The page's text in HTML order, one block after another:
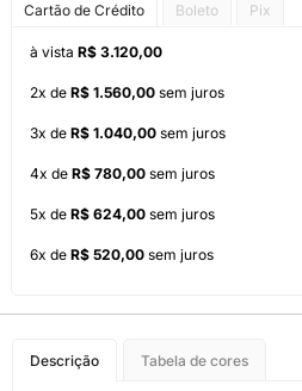
Cartão de Crédito Boleto Pix
à vista R$ 3.120,00
2x de R$ 1.560,00 sem juros
3x de R$ 1.040,00 sem juros
4x de R$ 780,00 sem juros
5x de R$ 624,00 sem juros
6x de R$ 520,00 sem juros
Descrição Tabela de cores